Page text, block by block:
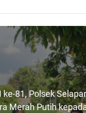
ke-81, Polsek
Merah Putih